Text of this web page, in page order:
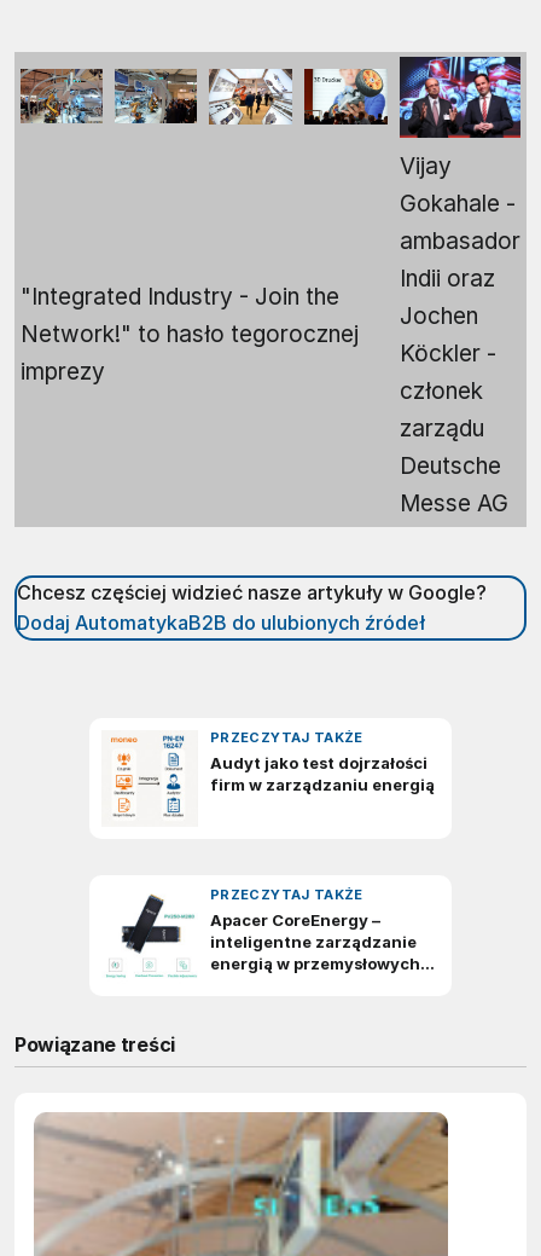
"Integrated Industry - Join the
Network!" to hasło tegorocznej
imprezy
Vijay
Gokahale -
ambasador
Indii oraz
Jochen
Köckler -
członek
zarządu
Deutsche
Messe AG
Chcesz częściej widzieć nasze artykuły w Google?
Dodaj AutomatykaB2B do ulubionych źródeł
Powiązane treści